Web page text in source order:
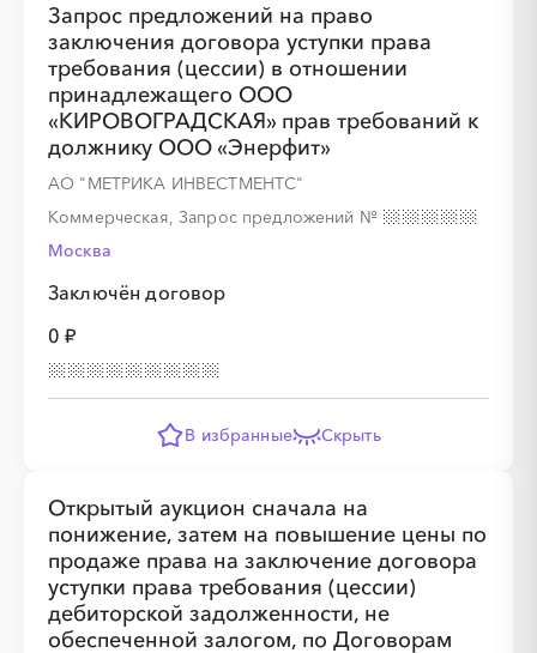
Запрос предложений на право
заключения договора уступки права
требования (цессии) в отношении
принадлежащего ООО
«КИРОВОГРАДСКАЯ» прав требований к
должнику ООО «Энерфит»
АО "МЕТРИКА ИНВЕСТМЕНТС"
Коммерческая, Запрос предложений №
Москва
Заключён договор
0 ₽
В избранные Скрыть
Открытый аукцион сначала на
понижение, затем на повышение цены по
продаже права на заключение договора
уступки права требования (цессии)
дебиторской задолженности, не
обеспеченной залогом, по Договорам
░░░░░
░
░
░
░
░
░
░
░
░
░
░
░
░
░ ░░
░
░
░
░
░